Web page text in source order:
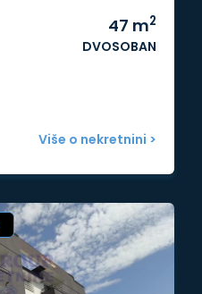
47 m2
DVOSOBAN
Više o nekretnini >